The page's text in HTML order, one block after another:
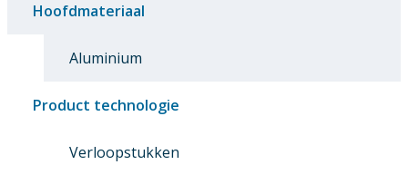
Hoofdmateriaal
Aluminium
Product technologie
Verloopstukken